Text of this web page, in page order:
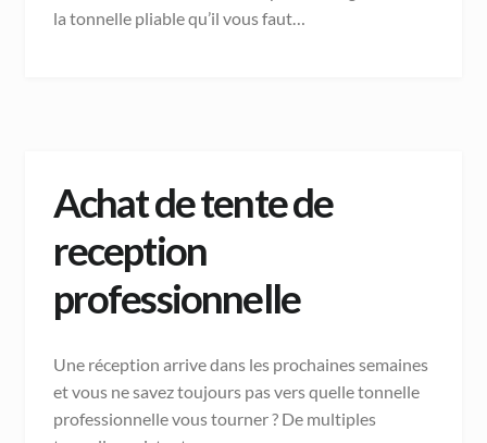
la tonnelle pliable qu’il vous faut…
Achat de tente de
reception
professionnelle
Une réception arrive dans les prochaines semaines
et vous ne savez toujours pas vers quelle tonnelle
professionnelle vous tourner ? De multiples